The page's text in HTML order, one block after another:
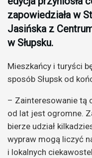
zapowiedziała w
Jasińska z
w Słupsku.
Mieszkańcy i turyści
sposób Słupsk od
– Zainteresowanie tą
od lat jest ogromne.
bierze udział
wypraw mogą liczyć
i lokalnych